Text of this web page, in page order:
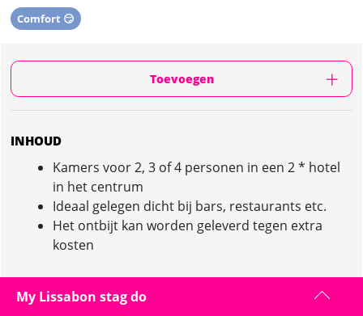
Comfort 😏
Toevoegen
INHOUD
Kamers voor 2, 3 of 4 personen in een 2 * hotel
in het centrum
Ideaal gelegen dicht bij bars, restaurants etc.
Het ontbijt kan worden geleverd tegen extra
kosten
My Lissabon stag do